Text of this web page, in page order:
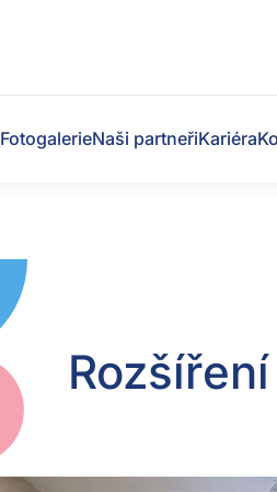
FotogalerieNaši partneřiKariéra